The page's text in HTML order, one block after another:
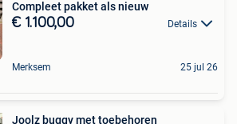
Compleet pakket als nieuw
€ 1.100,00 Details
Merksem 25 jul 26
Joolz buggy met toebehoren